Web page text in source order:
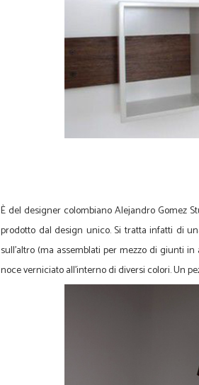
È del designer colombiano Alejandro Gomez
prodotto dal design unico. Si tratta infatti di
sull’altro (ma assemblati per mezzo di giunti
noce verniciato all’interno di diversi colori. Un